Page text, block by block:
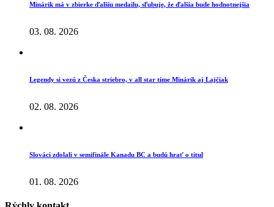
Minárik má v zbierke ďalšiu medailu, sľubuje, že ďalšia bude hodnotnejšia
03. 08. 2026
Legendy si vezú z Česka striebro, v all star tíme Minárik aj Lajčiak
02. 08. 2026
Slováci zdolali v semifinále Kanadu BC a budú hrať o titul
01. 08. 2026